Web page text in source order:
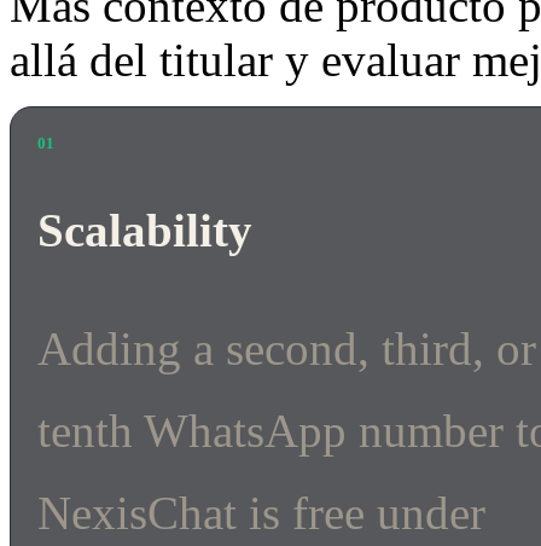
allá del titular y evaluar
01
Scalability
Adding a second, third, or
tenth WhatsApp number
NexisChat is free under